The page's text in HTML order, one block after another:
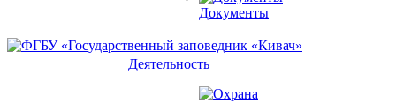
Документы
Деятельность